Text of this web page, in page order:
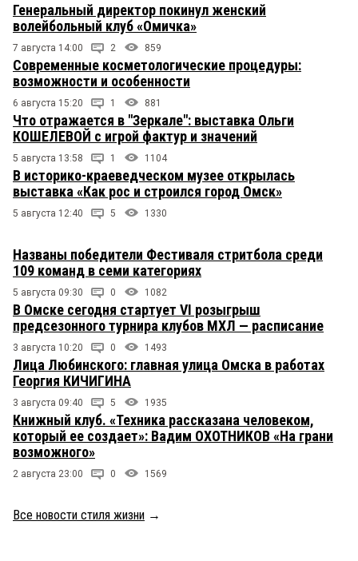
Генеральный директор покинул женский
волейбольный клуб «Омичка»
7 августа 14:00 2 859
Современные косметологические процедуры:
возможности и особенности
6 августа 15:20 1 881
Что отражается в "Зеркале": выставка Ольги
КОШЕЛЕВОЙ с игрой фактур и значений
5 августа 13:58 1 1104
В историко-краеведческом музее открылась
выставка «Как рос и строился город Омск»
5 августа 12:40 5 1330
Названы победители Фестиваля стритбола среди
109 команд в семи категориях
5 августа 09:30 0 1082
В Омске сегодня стартует VI розыгрыш
предсезонного турнира клубов МХЛ — расписание
3 августа 10:20 0 1493
Лица Любинского: главная улица Омска в работах
Георгия КИЧИГИНА
3 августа 09:40 5 1935
Книжный клуб. «Техника рассказана человеком,
который ее создает»: Вадим ОХОТНИКОВ «На грани
возможного»
2 августа 23:00 0 1569
Все новости стиля жизни →